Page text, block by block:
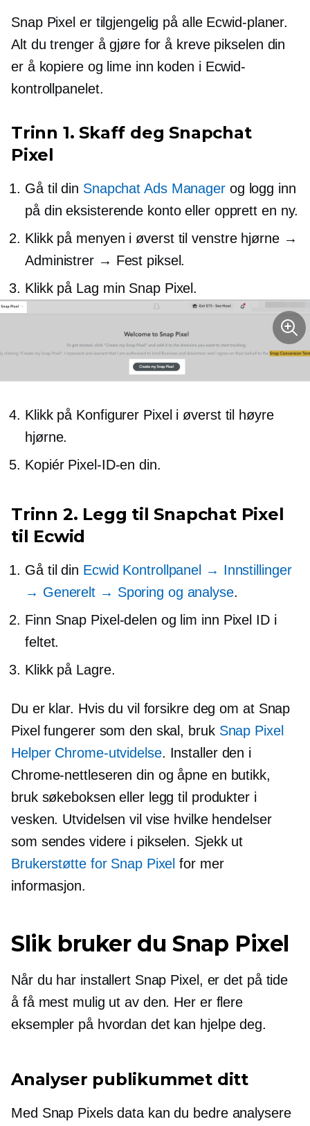
Snap Pixel er tilgjengelig på alle Ecwid-planer.
Alt du trenger å gjøre for å kreve pikselen din
er å kopiere og lime inn koden i Ecwid-
kontrollpanelet.
Trinn 1. Skaff deg Snapchat
Pixel
Gå til din Snapchat Ads Managerog logg inn
på din eksisterende konto eller opprett en ny.
Klikk på menyen i øverst til venstrehjørne →
Administrer → Fest piksel.
Klikk på Lag min Snap Pixel.
Klikk på Konfigurer Pixel i øverst til høyre
hjørne.
Kopiér Pixel-ID-en din.
Trinn 2. Legg til Snapchat Pixel
til Ecwid
Gå til din Ecwid Kontrollpanel → Innstillinger
→ Generelt → Sporing og analyse.
Finn Snap Pixel-delen og lim inn Pixel ID i
feltet.
Klikk på Lagre.
Du er klar. Hvis du vil forsikre deg om at Snap
Pixel fungerer som den skal, bruk Snap Pixel
Helper Chrome-utvidelse. Installer den i
Chrome-nettleseren din og åpne en butikk,
bruk søkeboksen eller legg til produkter i
vesken. Utvidelsen vil vise hvilke hendelser
som sendes videre i pikselen. Sjekk ut
Brukerstøtte for Snap Pixel for mer
informasjon.
Slik bruker du Snap Pixel
Når du har installert Snap Pixel, er det på tide
å få mest mulig ut av den. Her er flere
eksempler på hvordan det kan hjelpe deg.
Analyser publikummet ditt
Med Snap Pixels data kan du bedre analysere